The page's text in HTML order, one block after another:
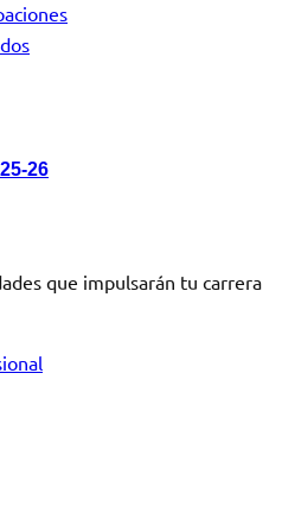
26
que impulsarán tu carrera